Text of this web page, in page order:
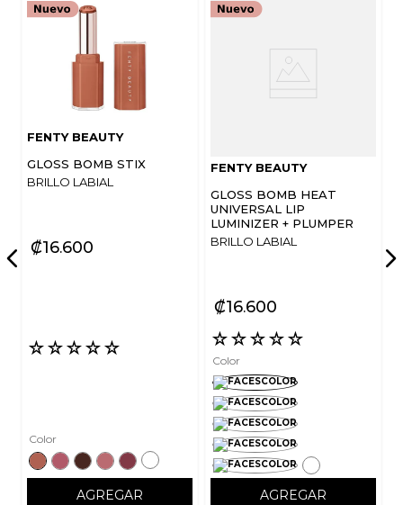
Escribe un comentario
ENVIAR COMENTARIO
FENTY BEAUTY
GLOSS BOMB STIX
BRILLO LABIAL
₡16600
☆☆☆☆☆
Color
AGREGAR
FENTY BEAUTY
GLOSS BOMB HEAT
UNIVERSAL LIP
LUMINIZER + PLUMPER
BRILLO LABIAL
₡16600
☆☆☆☆☆
Color
AGREGAR